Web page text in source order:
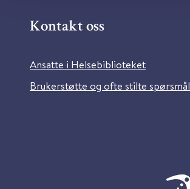
Kontakt oss
Ansatte i Helsebiblioteket
Brukerstøtte og ofte stilte spørsmål